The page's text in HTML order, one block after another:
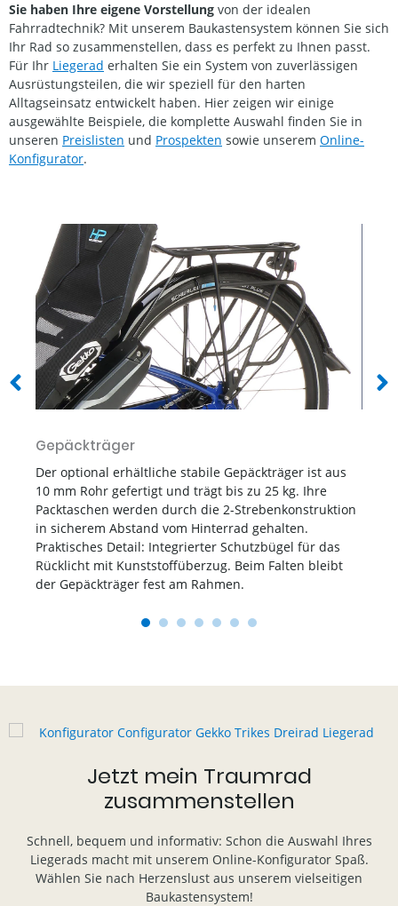
Sie haben Ihre eigene Vorstellung von der idealen
Fahrradtechnik? Mit unserem Baukastensystem können Sie sich
Ihr Rad so zusammenstellen, dass es perfekt zu Ihnen passt.
Für Ihr Liegerad erhalten Sie ein System von zuverlässigen
Ausrüstungsteilen, die wir speziell für den harten
Alltagseinsatz entwickelt haben. Hier zeigen wir einige
ausgewählte Beispiele, die komplette Auswahl finden Sie in
unseren Preislisten und Prospekten sowie unserem Online-
Konfigurator.
Gepäckträger
Der optional erhältliche stabile Gepäckträger ist aus
10 mm Rohr gefertigt und trägt bis zu 25 kg. Ihre
Packtaschen werden durch die 2-Strebenkonstruktion
in sicherem Abstand vom Hinterrad gehalten.
Praktisches Detail: Integrierter Schutzbügel für das
Rücklicht mit Kunststoffüberzug. Beim Falten bleibt
der Gepäckträger fest am Rahmen.
Jetzt mein Traumrad
zusammenstellen
Schnell, bequem und informativ: Schon die Auswahl Ihres
Liegerads macht mit unserem Online-Konfigurator Spaß.
Wählen Sie nach Herzenslust aus unserem vielseitigen
Baukastensystem!